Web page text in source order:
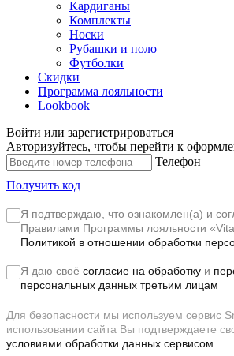
Кардиганы
Комплекты
Носки
Рубашки и поло
Футболки
Скидки
Программа лояльности
Lookbook
Войти или зарегистрироваться
Авторизуйтесь, чтобы перейти к
Телефон
Получить код
Я подтверждаю, что ознакомлен(а) и
Правилами Программы лояльности
Политикой в отношении обработки
Я даю своё согласие на обработку и
персональных данных третьим лицам
Для безопасности мы используем сервис
использовании сайта Вы подтверждаете
условиями обработки данных сервисом.